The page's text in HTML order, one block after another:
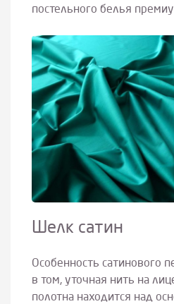
постельного белья
Шелк сатин
Особенность сатинового
в том, уточная нить на
полотна находится над